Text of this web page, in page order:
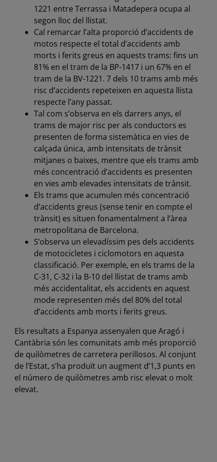
1221 entre Terrassa i Matadepera ocupa al
segon lloc del llistat.
Cal remarcar l’alta proporció d’accidents de
motos respecte el total d’accidents amb
morts i ferits greus en aquests trams: fins un
81% en el tram de la BP-1417 i un 67% en el
tram de la BV-1221. 7 dels 10 trams amb més
risc d’accidents repeteixen en aquesta llista
respecte l’any passat.
Tal com s’observa en els darrers anys, el
trams de major risc per als conductors es
presenten de forma sistemàtica en vies de
calçada única, amb intensitats de trànsit
mitjanes o baixes, mentre que els trams amb
més concentració d’accidents es presenten
en vies amb elevades intensitats de trànsit.
Els trams que acumulen més concentració
d’accidents greus (sense tenir en compte el
trànsit) es situen fonamentalment a l’àrea
metropolitana de Barcelona.
S’observa un elevadíssim pes dels accidents
de motocicletes i ciclomotors en aquesta
classificació. Per exemple, en els trams de la
C-31, C-32 i la B-10 del llistat de trams amb
més accidentalitat, els accidents en aquest
mode representen més del 80% del total
d’accidents amb morts i ferits greus.
Els resultats a Espanya assenyalen que Aragó i
Cantàbria són les comunitats amb més proporció
de quilòmetres de carretera perillosos. Al conjunt
de l’Estat, s’ha produït un augment d’1,3 punts en
el número de quilòmetres amb risc elevat o molt
elevat.